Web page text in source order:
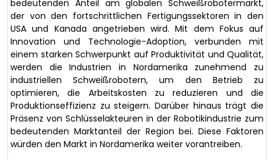
bedeutenden Anteil am globalen Schweißrobotermarkt,
der von den fortschrittlichen Fertigungssektoren in den
USA und Kanada angetrieben wird. Mit dem Fokus auf
Innovation und Technologie-Adoption, verbunden mit
einem starken Schwerpunkt auf Produktivität und Qualität,
werden die Industrien in Nordamerika zunehmend zu
industriellen Schweißrobotern, um den Betrieb zu
optimieren, die Arbeitskosten zu reduzieren und die
Produktionseffizienz zu steigern. Darüber hinaus trägt die
Präsenz von Schlüsselakteuren in der Robotikindustrie zum
bedeutenden Marktanteil der Region bei. Diese Faktoren
würden den Markt in Nordamerika weiter vorantreiben.